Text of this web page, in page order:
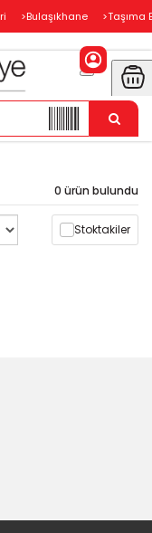
>Bulaşıkhane >Taşıma
0 ürün bulundu
Stoktakiler